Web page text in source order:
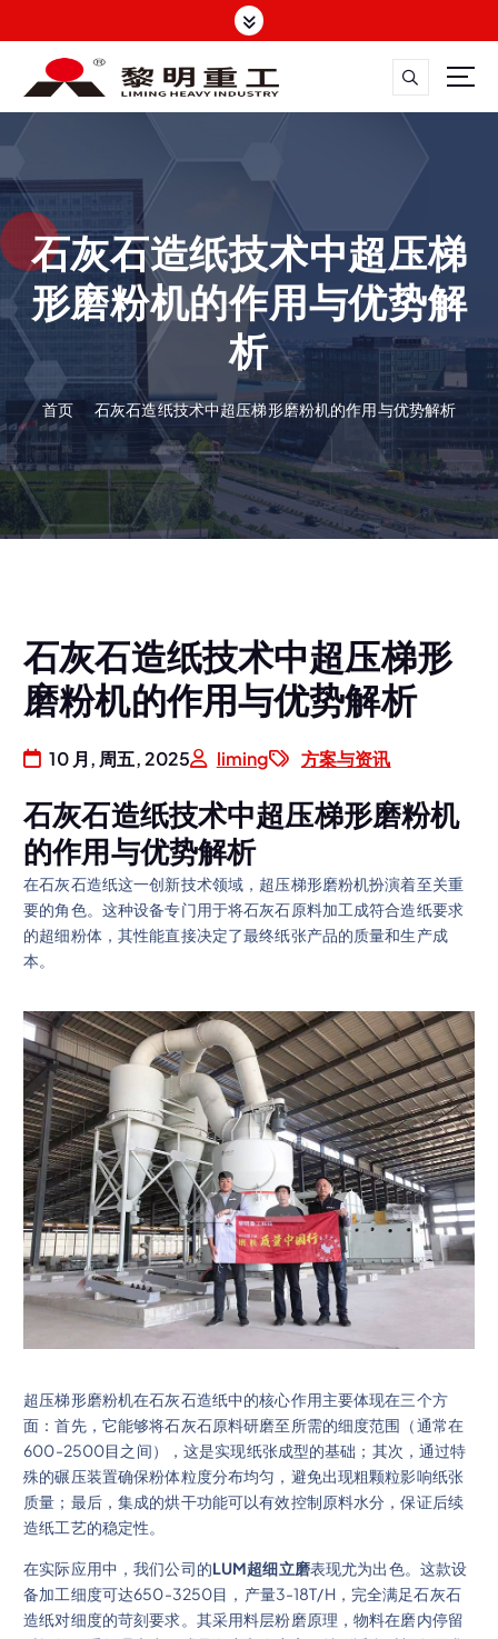
转
容 大修渣磨粉机，矿渣立磨
石灰石造纸技术中超压梯
形磨粉机的作用与优势解
析
首页 石灰石造纸技术中超压梯形磨粉机的作用与优势解析
石灰石造纸技术中超压梯形
磨粉机的作用与优势解析
10 月, 周五, 2025 liming 方案与资讯
石灰石造纸技术中超压梯形磨粉机
的作用与优势解析
在石灰石造纸这一创新技术领域，超压梯形磨粉机扮演着至关重
要的角色。这种设备专门用于将石灰石原料加工成符合造纸要求
的超细粉体，其性能直接决定了最终纸张产品的质量和生产成
本。
超压梯形磨粉机在石灰石造纸中的核心作用主要体现在三个方
面：首先，它能够将石灰石原料研磨至所需的细度范围（通常在
600-2500目之间），这是实现纸张成型的基础；其次，通过特
殊的碾压装置确保粉体粒度分布均匀，避免出现粗颗粒影响纸张
质量；最后，集成的烘干功能可以有效控制原料水分，保证后续
造纸工艺的稳定性。
在实际应用中，我们公司的LUM超细立磨表现尤为出色。这款设
备加工细度可达650-3250目，产量3-18T/H，完全满足石灰石
造纸对细度的苛刻要求。其采用料层粉磨原理，物料在磨内停留